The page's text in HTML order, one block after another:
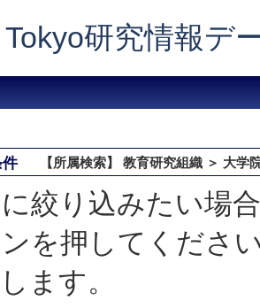
研究情報デ
【所属検索】 教育研究組織 ＞ 大学
絞り込みたい場
を押してくださ
ます。